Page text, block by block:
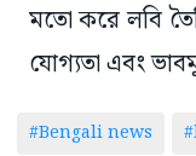
মতো করে লবি
যোগ্যতা এবং
#Bengali news